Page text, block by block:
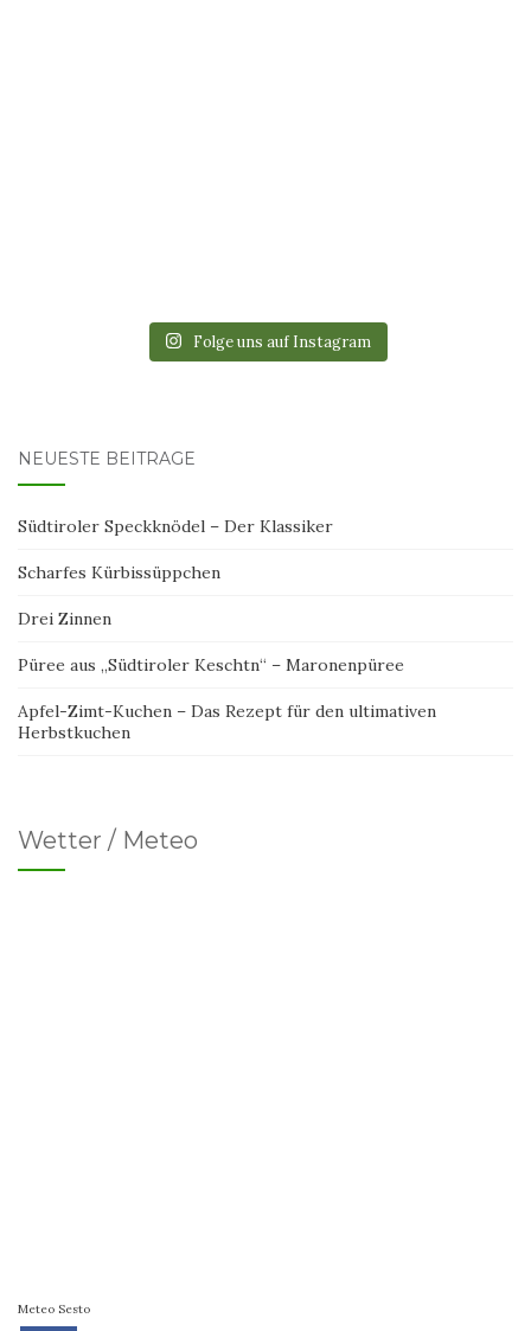
Folge uns auf Instagram
NEUESTE BEITRÄGE
Südtiroler Speckknödel – Der Klassiker
Scharfes Kürbissüppchen
Drei Zinnen
Püree aus „Südtiroler Keschtn“ – Maronenpüree
Apfel-Zimt-Kuchen – Das Rezept für den ultimativen
Herbstkuchen
Wetter / Meteo
Meteo Sesto